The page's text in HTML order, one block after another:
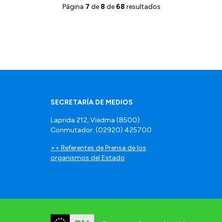
Página 7 de 8 de 68 resultados
SECRETARÍA DE MEDIOS
Laprida 212, Viedma (8500).
Conmutador: (02920) 425700
>> Referentes de Prensa de los
organismos del Estado